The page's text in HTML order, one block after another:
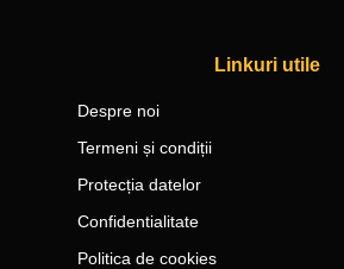
Linkuri utile
Despre noi
Termeni și condiții
Protecția datelor
Confidentialitate
Politica de cookies